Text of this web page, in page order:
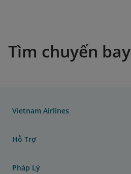
Tìm chuyến bay
Vietnam Airlines
Hỗ Trợ
Pháp Lý